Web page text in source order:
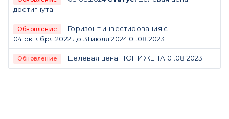
достигнута.
Обновление
Горизонт инвестирования с
04 октября 2022 до 31 июля 2024 01.08.2023
Обновление Целевая цена ПОНИЖЕНА 01.08.2023